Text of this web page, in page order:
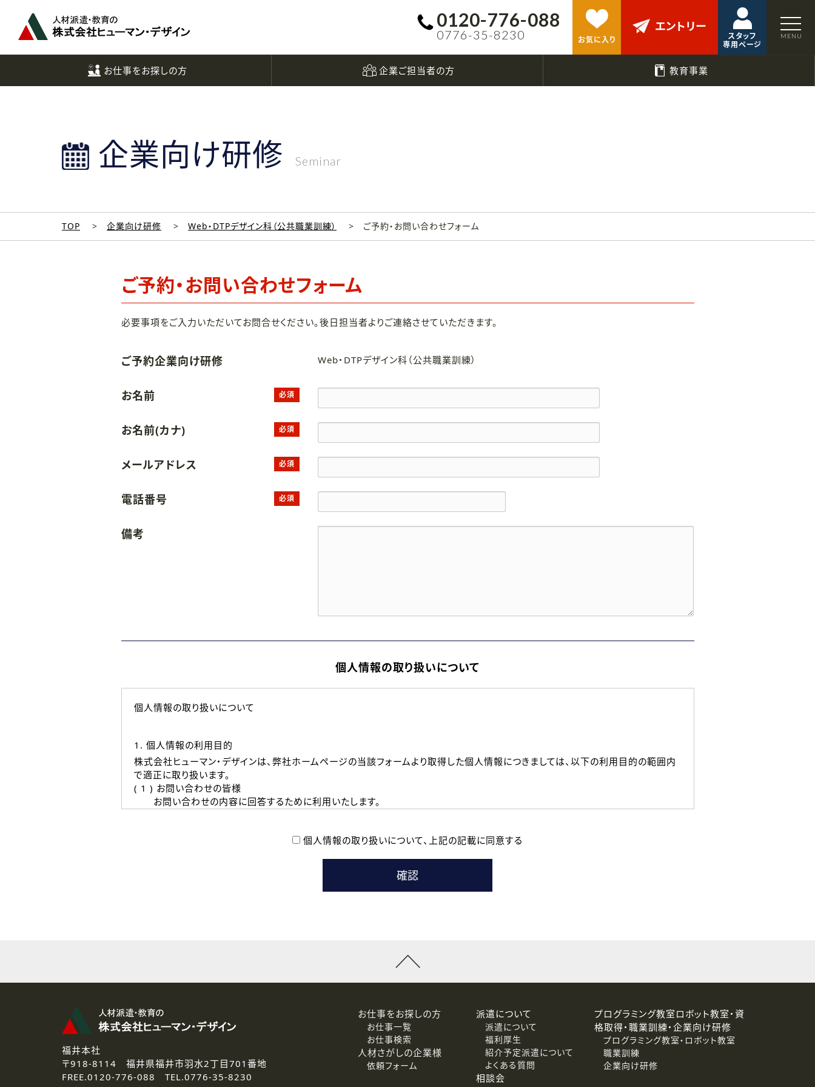
0120-776-088
0776-35-8230 お気に入り
エントリー
スタッフ
専用ページ
お仕事をお探しの方 企業ご担当者の方 教育事業
企業向け研修 Seminar
TOP 企業向け研修 Web・DTPデザイン科（公共職業訓練） ご予約・お問い合わせフォーム
ご予約・お問い合わせフォーム
必要事項をご入力いただいてお問合せください。後日担当者よりご連絡させていただきます。
ご予約企業向け研修 Web・DTPデザイン科（公共職業訓練）
お名前 必須
お名前(カナ) 必須
メールアドレス 必須
電話番号 必須
備考
個人情報の取り扱いについて
個人情報の取り扱いについて
1. 個人情報の利用目的
株式会社ヒューマン・デザインは、弊社ホームページの当該フォームより取得した個人情報につきましては、以下の利用目的の範囲内
で適正に取り扱います。
( 1 ) お問い合わせの皆様
お問い合わせの内容に回答するために利用いたします。
本登録に関するご連絡および本登録時の参考情報として利用いたします。
なお、ご連絡手段は、電話・Ｅメールのいずれかの方法といたします。
3.個人情報の取り扱いの委託
弊社の定める個人情報保護の評価基準を満たした委託先に、個人情報を委託する場合があります。
4.個人情報の開示等について
ご提供いただいた個人情報の開示等（利用目的の通知、開示、訂正、追加または削除、利用の停止、消去および第三者への提供停止）
個人情報の取り扱いについて、 上記の記載に同意する
へ
福井本社
〒918-8114 福井県福井市羽水2丁目701番地
FREE.0120-776-088 TEL.0776-35-8230
お仕事をお探しの方
お仕事一覧
お仕事検索
人材さがしの企業様
依頼フォーム
派遣について
派遣について
福利厚生
紹介予定派遣について
よくある質問
相談会
プログラミング教室ロボット教室・資
格取得・職業訓練・企業向け研修
プログラミング教室・ロボット教室
職業訓練
企業向け研修